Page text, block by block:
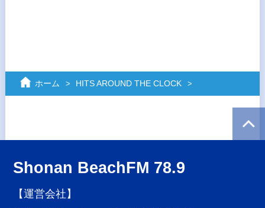
ホーム HITS AROUND THE CLOCK
Shonan BeachFM 78.9
【運営会社】